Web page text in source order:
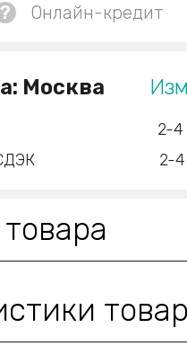
? Онлайн-кредит
Москва
2-4
2-